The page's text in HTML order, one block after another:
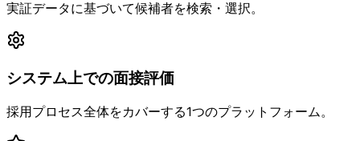
実証データに基づいて候補者を検索・選択。
システム上での面接評価
採用プロセス全体をカバーする1つのプラットフォーム。